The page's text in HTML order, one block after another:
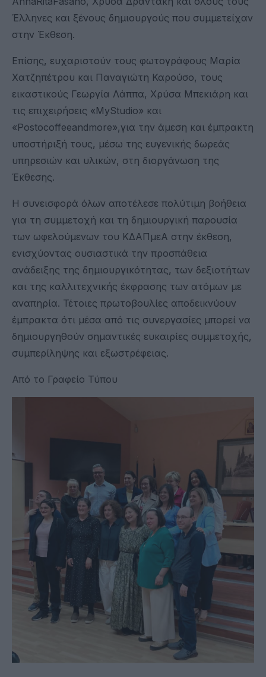
Έλληνες και ξένους δημιουργούς που συμμετείχαν
στην Έκθεση.
Επίσης, ευχαριστούν τους φωτογράφους Μαρία
Χατζηπέτρου και Παναγιώτη Καρούσο, τους
εικαστικούς Γεωργία Λάππα, Χρύσα Μπεκιάρη και
τις επιχειρήσεις «MyStudio» και
«Postocoffeeandmore»,για την άμεση και έμπρακτη
υποστήριξή τους, μέσω της ευγενικής δωρεάς
υπηρεσιών και υλικών, στη διοργάνωση της
Έκθεσης.
Η συνεισφορά όλων αποτέλεσε πολύτιμη βοήθεια
για τη συμμετοχή και τη δημιουργική παρουσία
των ωφελούμενων του ΚΔΑΠμεΑ στην έκθεση,
ενισχύοντας ουσιαστικά την προσπάθεια
ανάδειξης της δημιουργικότητας, των δεξιοτήτων
και της καλλιτεχνικής έκφρασης των ατόμων με
αναπηρία. Τέτοιες πρωτοβουλίες αποδεικνύουν
έμπρακτα ότι μέσα από τις συνεργασίες μπορεί να
δημιουργηθούν σημαντικές ευκαιρίες συμμετοχής,
συμπερίληψης και εξωστρέφειας.
Από το Γραφείο Τύπου